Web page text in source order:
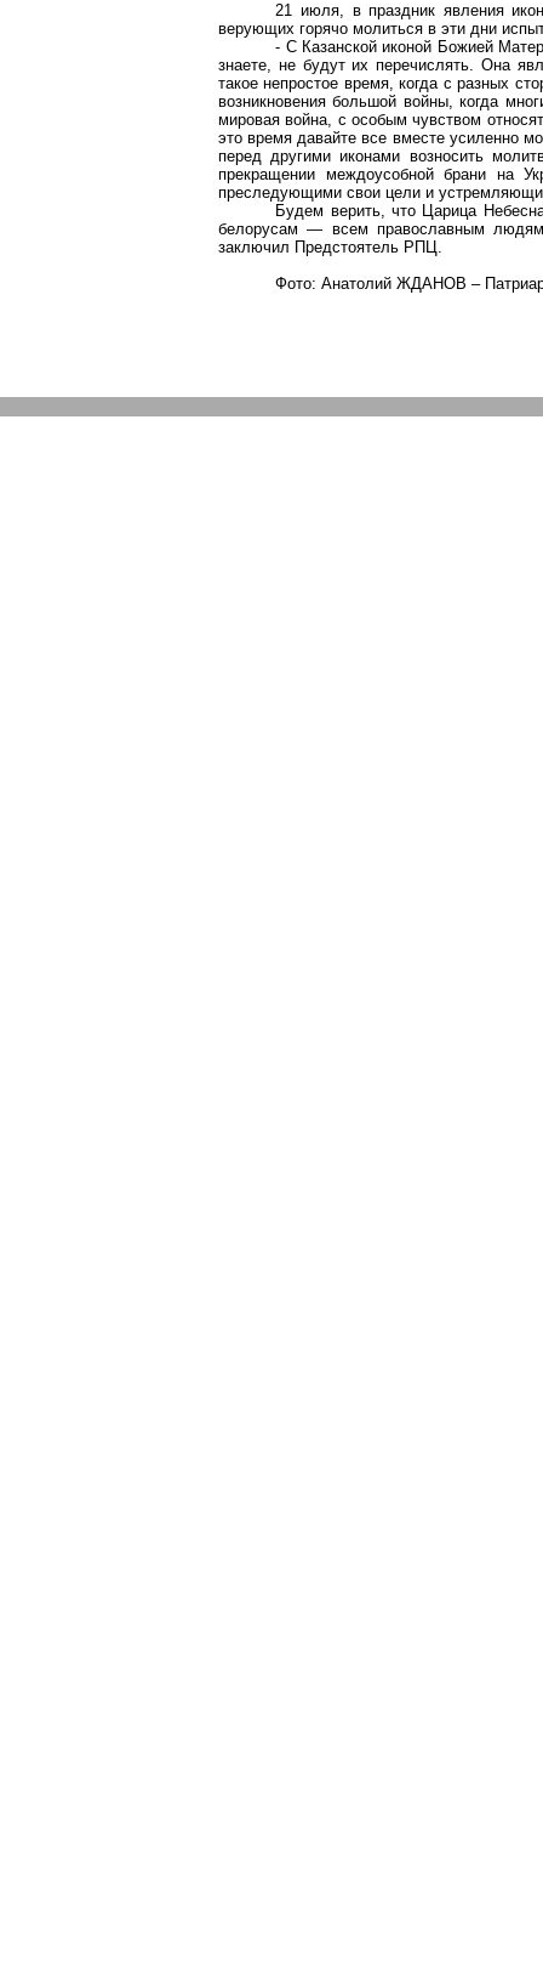
21 июля, в праздник явления
верующих горячо молиться в эти дни
- С Казанской иконой Божией
знаете, не будут их перечислять. Она
такое непростое время, когда с разных
возникновения большой войны, когда
мировая война, с особым чувством
это время давайте все вместе усиленно
перед другими иконами возносить
прекращении междоусобной брани на
преследующими свои цели и
Будем верить, что Царица
белорусам — всем православным
заключил Предстоятель РПЦ.
Фото: Анатолий ЖДАНОВ –